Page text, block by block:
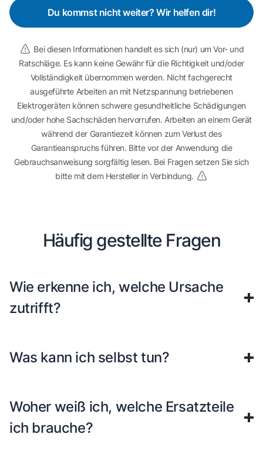
Du kommst nicht weiter? Wir helfen dir!
Bei diesen Informationen handelt es sich (nur) um Vor- und
Ratschläge. Es kann keine Gewähr für die Richtigkeit und/oder
Vollständigkeit übernommen werden. Nicht fachgerecht
ausgeführte Arbeiten an mit Netzspannung betriebenen
Elektrogeräten können schwere gesundheitliche Schädigungen
und/oder hohe Sachschäden hervorrufen. Arbeiten an einem Gerät
während der Garantiezeit können zum Verlust des
Garantieanspruchs führen. Bitte vor der Anwendung die
Gebrauchsanweisung sorgfältig lesen. Bei Fragen setzen Sie sich
bitte mit dem Hersteller in Verbindung.
Häufig gestellte Fragen
Wie erkenne ich, welche Ursache
zutrifft?
Was kann ich selbst tun?
Woher weiß ich, welche Ersatzteile
ich brauche?